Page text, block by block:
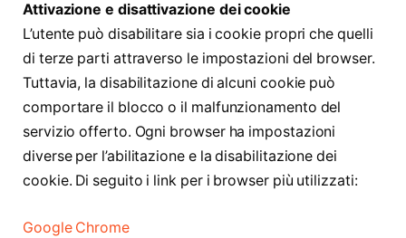
Attivazione e disattivazione dei cookie
L’utente può disabilitare sia i cookie propri che quelli
di terze parti attraverso le impostazioni del browser.
Tuttavia, la disabilitazione di alcuni cookie può
comportare il blocco o il malfunzionamento del
servizio offerto. Ogni browser ha impostazioni
diverse per l’abilitazione e la disabilitazione dei
cookie. Di seguito i link per i browser più utilizzati:
Google Chrome